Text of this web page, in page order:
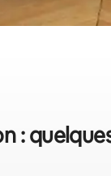
: